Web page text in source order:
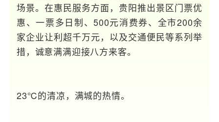
场景。在惠民服务方面，贵阳推出景区门票优
惠、一票多日制、500元消费券、全市200余
家企业让利超千万元，以及交通便民等系列举
措，诚意满满迎接八方来客。
23℃的清凉，满城的热情。